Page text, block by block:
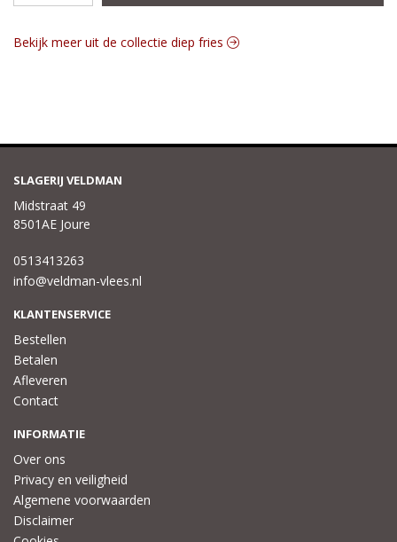
Bekijk meer uit de collectie diep fries
SLAGERIJ VELDMAN
Midstraat 49
8501AE Joure
0513413263
info@veldman-vlees.nl
KLANTENSERVICE
Bestellen
Betalen
Afleveren
Contact
INFORMATIE
Over ons
Privacy en veiligheid
Algemene voorwaarden
Disclaimer